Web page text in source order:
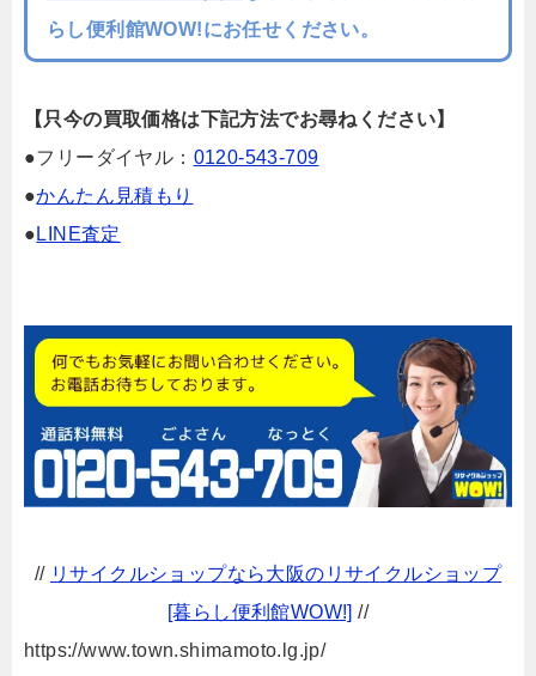
らし便利館WOW!にお任せください。
【只今の買取価格は下記方法でお尋ねください】
●フリーダイヤル： 0120-543-709
●かんたん見積もり
● LINE査定
// リサイクルショップなら大阪のリサイクルショップ
[暮らし便利館WOW!] //
https://www.town.shimamoto.lg.jp/